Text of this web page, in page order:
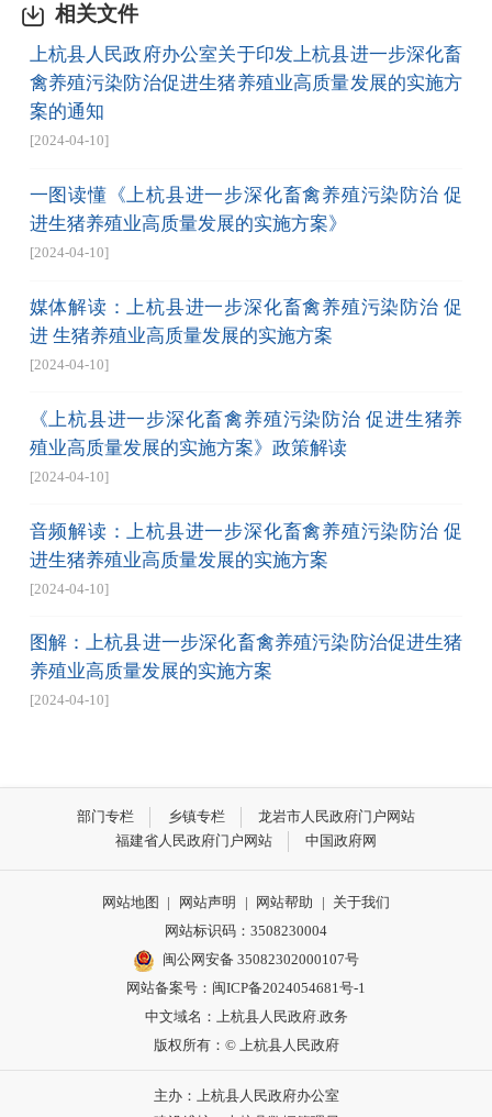
相关文件
上杭县人民政府办公室关于印发上杭县进一步深化畜
禽养殖污染防治促进生猪养殖业高质量发展的实施方
案的通知
[2024-04-10]
一图读懂《上杭县进一步深化畜禽养殖污染防治 促
进生猪养殖业高质量发展的实施方案》
[2024-04-10]
媒体解读：上杭县进一步深化畜禽养殖污染防治 促
进 生猪养殖业高质量发展的实施方案
[2024-04-10]
《上杭县进一步深化畜禽养殖污染防治 促进生猪养
殖业高质量发展的实施方案》政策解读
[2024-04-10]
音频解读：上杭县进一步深化畜禽养殖污染防治 促
进生猪养殖业高质量发展的实施方案
[2024-04-10]
图解：上杭县进一步深化畜禽养殖污染防治促进生猪
养殖业高质量发展的实施方案
[2024-04-10]
部门专栏 乡镇专栏
龙岩市人民政府门户网站
福建省人民政府门户网站
中国政府网
网站地图 | 网站声明 | 网站帮助 | 关于我们
网站标识码：3508230004
闽公网安备 35082302000107号
网站备案号： 闽ICP备2024054681号-1
中文域名：上杭县人民政府.政务
版权所有：© 上杭县人民政府
主办：上杭县人民政府办公室